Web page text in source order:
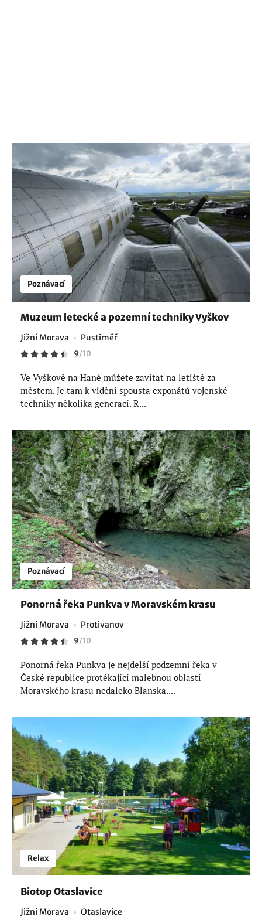
Poznávací
Muzeum letecké a pozemní techniky Vyškov
Jižní Morava Pustiměř
9/10
Ve Vyškově na Hané můžete zavítat na letiště za
městem. Je tam k vidění spousta exponátů vojenské
techniky několika generací. R...
Poznávací
Ponorná řeka Punkva v Moravském krasu
Jižní Morava Protivanov
9/10
Ponorná řeka Punkva je nejdelší podzemní řeka v
České republice protékající malebnou oblastí
Moravského krasu nedaleko Blanska....
Relax
Biotop Otaslavice
Jižní Morava Otaslavice